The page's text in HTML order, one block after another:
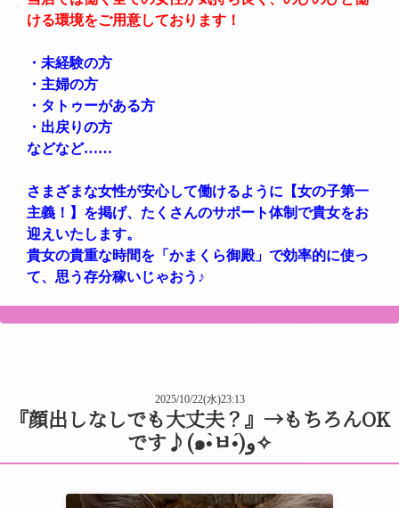
ける環境をご用意しております！
・未経験の方
・主婦の方
・タトゥーがある方
・出戻りの方
などなど……
さまざまな女性が安心して働けるように【女の子第一
主義！】を掲げ、たくさんのサポート体制で貴女をお
迎えいたします。
貴女の貴重な時間を「かまくら御殿」で効率的に使っ
て、思う存分稼いじゃおう♪
2025/10/22(水)23:13
『顔出しなしでも大丈夫？』→もちろんOK
です♪(๑•̀ㅂ•́)و✧